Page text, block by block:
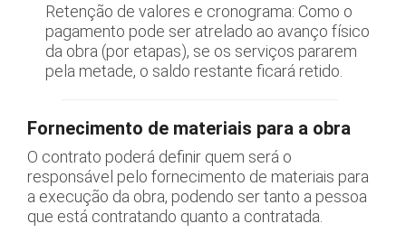
Retenção de valores e cronograma: Como o
pagamento pode ser atrelado ao avanço físico
da obra (por etapas), se os serviços pararem
pela metade, o saldo restante ficará retido.
Fornecimento de materiais para a obra
O contrato poderá definir quem será o
responsável pelo fornecimento de materiais para
a execução da obra, podendo ser tanto a pessoa
que está contratando quanto a contratada.